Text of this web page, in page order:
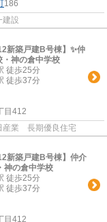
186
建設
新築戸建B号棟】✨️仲
・神の倉中学校
徒歩25分
徒歩37分
目412
産業 長期優良住宅
新築戸建B号棟】仲介
神の倉中学校
徒歩25分
徒歩37分
目412